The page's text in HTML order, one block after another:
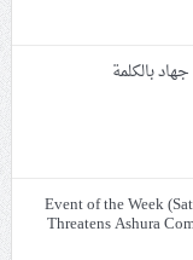
بالكلمة
Event of the Week
Threatens Ashura